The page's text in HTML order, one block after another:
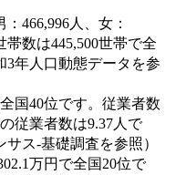
466,996人、女：
帯数は445,500世帯で全
3年人口動態データを参
国40位です。従業者数
従業者数は9.37人で
ス‐基礎調査を参照）
万円で全国20位で